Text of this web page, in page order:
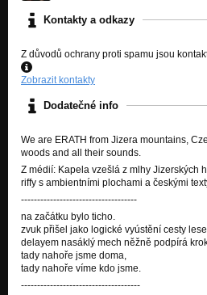
Kontakty a odkazy
Z důvodů ochrany proti spamu jsou
Zobrazit kontakty
Dodatečné info
We are ERATH from Jizera mountains,
woods and all their sounds.
Z médií: Kapela vzešlá z mlhy Jizerských
riffy s ambientními plochami a českými
------------------------------------
na začátku bylo ticho.
zvuk přišel jako logické vyústění cesty
delayem nasáklý mech něžně podpírá
tady nahoře jsme doma,
tady nahoře víme kdo jsme.
-------------------------------------